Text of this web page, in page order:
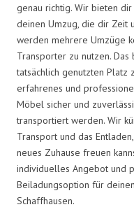
genau richtig. Wir bieten
deinen Umzug, die dir Zeit
werden mehrere Umzüge
Transporter zu nutzen.
tatsächlich genutzten Platz
erfahrenes und
Möbel sicher und
transportiert werden. Wir
Transport und das
neues Zuhause freuen
individuelles Angebot und
Beiladungsoption für
Schaffhausen.